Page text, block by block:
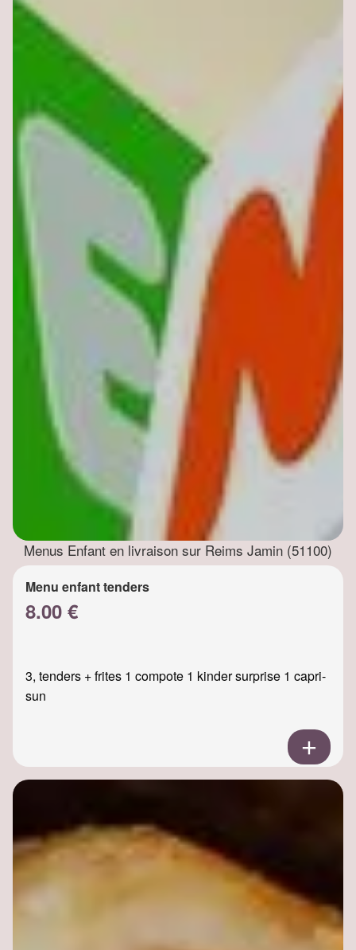
Menus Enfant en livraison sur Reims Jamin (51100)
Menu enfant tenders
8.00 €
3, tenders + frites 1 compote 1 kinder surprise 1 capri-
sun